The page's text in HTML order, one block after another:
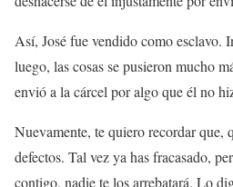
Así, José fue vendido como esclavo.
luego, las cosas se pusieron mucho
envió a la cárcel por algo que él no
Nuevamente, te quiero recordar que,
defectos. Tal vez ya has fracasado,
contigo, nadie te los arrebatará. Lo